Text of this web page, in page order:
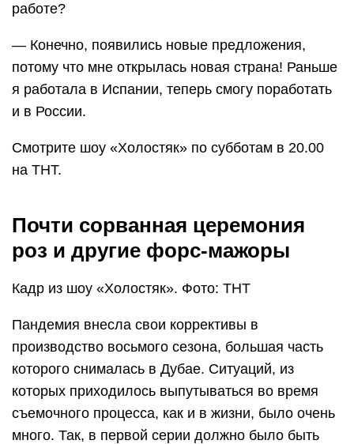
работе?
— Конечно, появились новые предложения,
потому что мне открылась новая страна! Раньше
я работала в Испании, теперь смогу поработать
и в России.
Смотрите шоу «Холостяк» по субботам в 20.00
на ТНТ.
Почти сорванная церемония
роз и другие форс-мажоры
Кадр из шоу «Холостяк». Фото: ТНТ
Пандемия внесла свои коррективы в
производство восьмого сезона, большая часть
которого снималась в Дубае. Ситуаций, из
которых приходилось выпутываться во время
съемочного процесса, как и в жизни, было очень
много. Так, в первой серии должно было быть